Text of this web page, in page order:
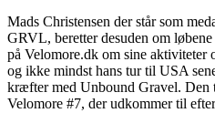
Mads Christensen der står som
GRVL, beretter desuden om
på Velomore.dk om sine
og ikke mindst hans tur til USA
kræfter med Unbound Gravel. Den
Velomore #7, der udkommer til